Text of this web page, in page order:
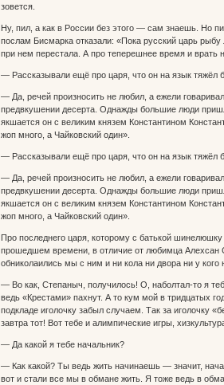
зовется.
Ну, пил, а как в России без этого — сам знаешь. Но
послам Бисмарка отказали: «Пока русский царь
при нем перестала. А про теперешнее время и врать
— Рассказывали ещё про царя, что он на язык тяжёл
— Да, речей произносить не любил, а ежели
предвкушении десерта. Однажды большие люди
якшается он с великим князем Константином
жоп много, а Чайковский один».
— Рассказывали ещё про царя, что он на язык тяжёл
— Да, речей произносить не любил, а ежели
предвкушении десерта. Однажды большие люди
якшается он с великим князем Константином
жоп много, а Чайковский один».
Про последнего царя, которому с батькой
прошедшем времени, в отличие от любимца Алехсан
обниколаились мы с ним и ни кола ни двора ни у кого
— Во как, Степаныч, получилось! О, наболтал-то я
ведь «Крестами» пахнут. А то кум мой в тридцатых
подкладе иголочку забыл случаем. Так за иголочку
завтра тот! Вот тебе и алимпические игры,
— Да какой я тебе начальник?
— Как какой? Ты ведь жить начинаешь — значит,
вот и стали все мы в обмане жить. Я тоже ведь в